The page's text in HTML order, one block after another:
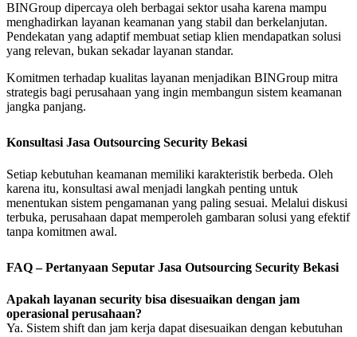
BINGroup dipercaya oleh berbagai sektor usaha karena mampu
menghadirkan layanan keamanan yang stabil dan berkelanjutan.
Pendekatan yang adaptif membuat setiap klien mendapatkan solusi
yang relevan, bukan sekadar layanan standar.
Komitmen terhadap kualitas layanan menjadikan BINGroup mitra
strategis bagi perusahaan yang ingin membangun sistem keamanan
jangka panjang.
Konsultasi Jasa Outsourcing Security Bekasi
Setiap kebutuhan keamanan memiliki karakteristik berbeda. Oleh
karena itu, konsultasi awal menjadi langkah penting untuk
menentukan sistem pengamanan yang paling sesuai. Melalui diskusi
terbuka, perusahaan dapat memperoleh gambaran solusi yang efektif
tanpa komitmen awal.
FAQ – Pertanyaan Seputar Jasa Outsourcing Security Bekasi
Apakah layanan security bisa disesuaikan dengan jam
operasional perusahaan?
Ya. Sistem shift dan jam kerja dapat disesuaikan dengan kebutuhan